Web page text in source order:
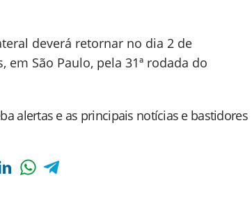
deverá retornar no dia 2 de
São Paulo, pela 31ª rodada do
alertas e as principais notícias e bastidores